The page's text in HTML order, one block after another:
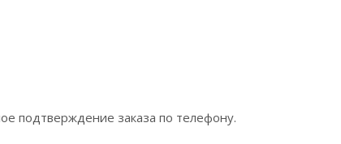
подтверждение заказа по телефону.